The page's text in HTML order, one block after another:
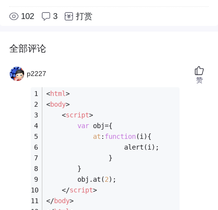
102 3 打赏
全部评论
p2227
<html>
<body>
<script>
var obj={
at : function(i){
                    alert(i);
                }
        }
        obj.at(
2);
</script>
</body>
赞